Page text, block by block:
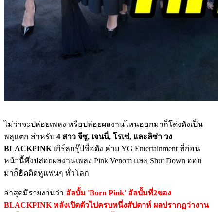
ไม่ว่าจะปล่อยเพลง หรือปล่อยผลงานไหนออกมาก็โด่งดังเป็น
พลุแตก สำหรับ 4 สาว จีซู, เจนนี่, โรเซ่, และลิซ่า วง
BLACKPINK เกิร์ลกรุ๊ปชื่อดัง ค่าย YG Entertainment ที่ก่อน
หน้านี้พึ่งปล่อยผลงานเพลง Pink Venom และ Shut Down ออก
มาก็ฮิตติดหูแฟนๆ ทั่วโลก
ล่าสุดมีรายงานว่า อัลบั้ม 'Born Pink' อัลบั้มที่2ของ
BLACKPINK หลังเปิดตัวไปครบหนึ่งสัปดาห์ ผลปรากฏว่างาน